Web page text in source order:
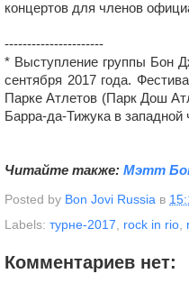
концертов для членов
----------------------
* Выступление группы Бон
сентября 2017 года.
Парке Атлетов (Парк Дош
Барра-да-Тижука в
Читайте также: Мэтт
Posted by Bon Jovi Russia в
Labels: турне-2017 rock in rio
Комментариев нет: